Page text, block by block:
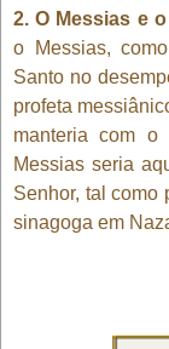
2. O Messias e
o Messias,
Santo no
profeta
manteria com o
Messias seria
Senhor, tal como
sinagoga em